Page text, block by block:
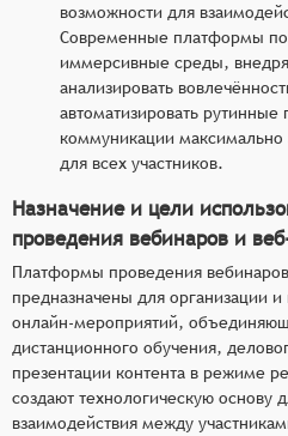
возможности для
Современные платформы
иммерсивные среды,
анализировать
автоматизировать
коммуникации
для всех участников.
Назначение и цели
проведения вебинаров и
Платформы проведения
предназначены для организации
онлайн-мероприятий,
дистанционного обучения,
презентации контента в режиме
создают технологическую основу
взаимодействия между